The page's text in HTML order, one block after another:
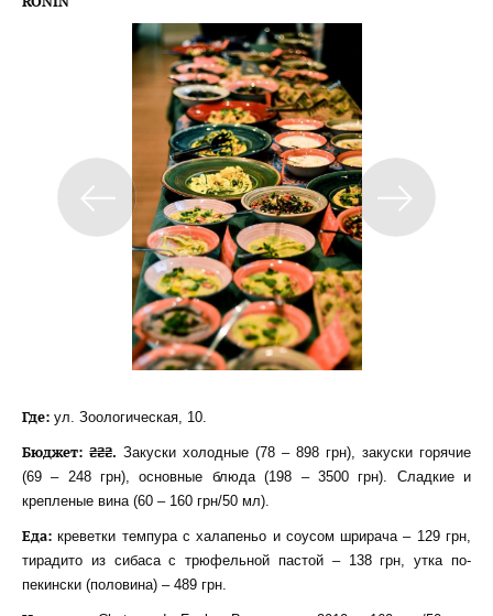
Где: ул. Зоологическая, 10.
Бюджет: ₴₴₴. Закуски холодные (78 – 898 грн), закуски горячие
(69 – 248 грн), основные блюда (198 – 3500 грн). Сладкие и
крепленые вина (60 – 160 грн/50 мл).
Еда: креветки темпура с халапеньо и соусом шрирача – 129 грн,
тирадито из сибаса с трюфельной пастой – 138 грн, утка по-
пекински (половина) – 489 грн.